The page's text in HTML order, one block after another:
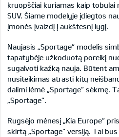
kruopščiai kuriamas kaip
SUV. Šiame modelyje įdiegtos
įmonės įvaizdį į aukštesnį lygį.
Naujasis „Sportage“ modelis
tapatybėje užkoduotą poreikį
sugalvoti kažką nauja. Būtent
nusiteikimas atrasti kitų
dalimi lėmė „Sportage“ sėkmę.
„Sportage“.
Rugsėjo mėnesį „Kia Europe“
skirtą „Sportage“ versiją. Tai